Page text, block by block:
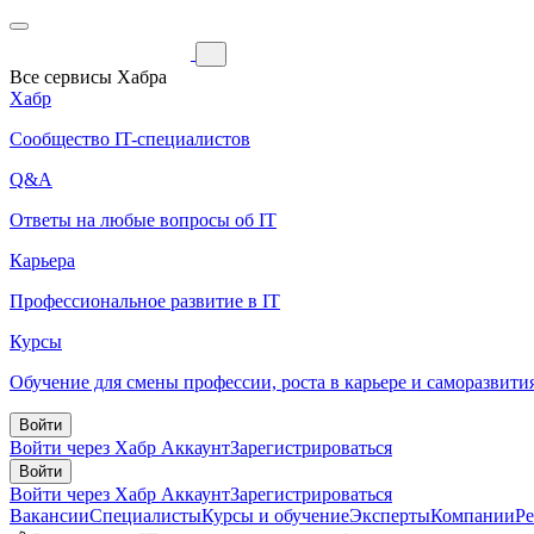
Все сервисы Хабра
Хабр
Сообщество IT-специалистов
Q&A
Ответы на любые вопросы об IT
Карьера
Профессиональное развитие в IT
Курсы
Обучение для смены профессии, роста в карьере и
Войти
Войти через Хабр АккаунтЗарегистрироваться
Войти
Войти через Хабр АккаунтЗарегистрироваться
ВакансииСпециалистыКурсы и обучениеЭкспертыКомпании